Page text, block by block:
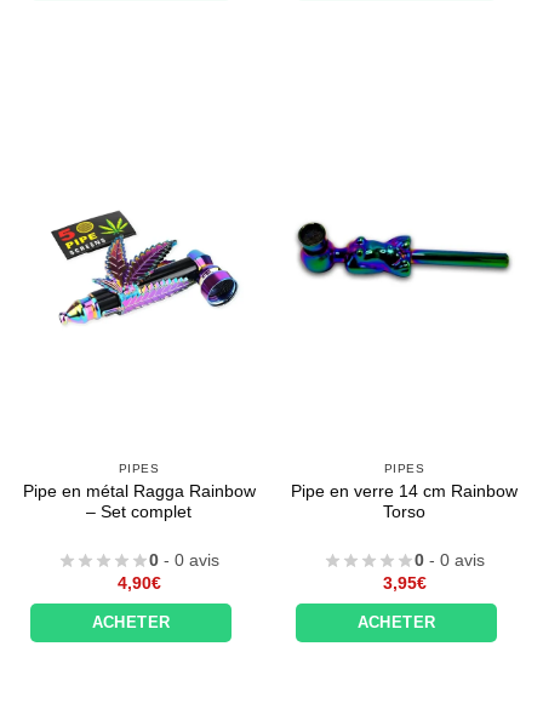
PIPES
Pipe en métal Ragga Rainbow
– Set complet
0 - 0 avis
4,90€
ACHETER
PIPES
Pipe en verre 14 cm Rainbow
Torso
0 - 0 avis
3,95€
ACHETER